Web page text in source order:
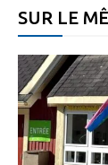
SUR LE